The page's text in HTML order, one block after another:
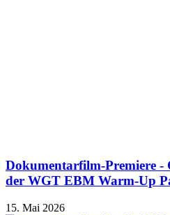
Dokumentarfilm-Premiere
der WGT EBM Warm-Up
15. Mai 2026